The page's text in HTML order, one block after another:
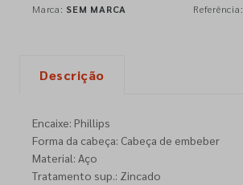
Marca: SEM MARCA Referência:
Descrição
Encaixe: Phillips
Forma da cabeça: Cabeça de embeber
Material: Aço
Tratamento sup.: Zincado